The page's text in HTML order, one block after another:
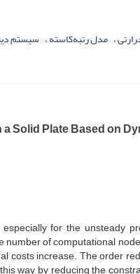
مدل رتبه‌کاسته سیستم
Solid Plate Based on
for the unsteady
of computational
costs increase. The order